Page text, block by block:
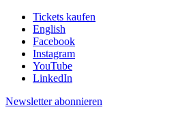
Tickets kaufen
English
Facebook
Instagram
YouTube
LinkedIn
Newsletter abonnieren